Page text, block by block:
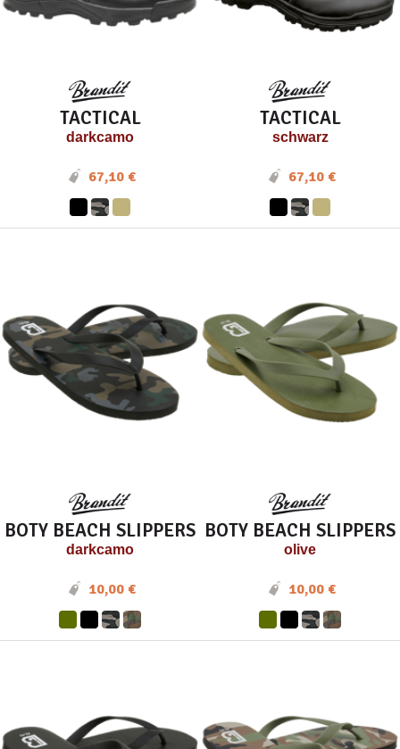
TACTICAL
darkcamo
67,10 €
TACTICAL
schwarz
67,10 €
BOTY BEACH SLIPPERS
darkcamo
10,00 €
BOTY BEACH SLIPPERS
olive
10,00 €